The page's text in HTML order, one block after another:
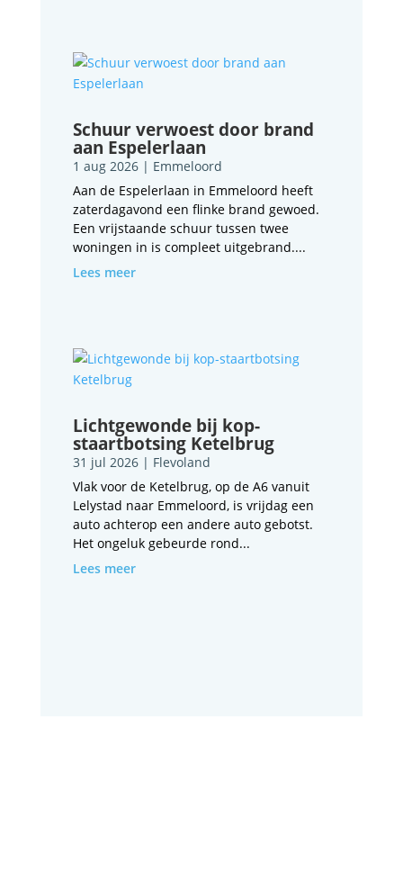
Schuur verwoest door brand
aan Espelerlaan
1 aug 2026| Emmeloord
Aan de Espelerlaan in Emmeloord heeft
zaterdagavond een flinke brand gewoed.
Een vrijstaande schuur tussen twee
woningen in is compleet uitgebrand....
Lees meer
Lichtgewonde bij kop-
staartbotsing Ketelbrug
31 jul 2026| Flevoland
Vlak voor de Ketelbrug, op de A6 vanuit
Lelystad naar Emmeloord, is vrijdag een
auto achterop een andere auto gebotst.
Het ongeluk gebeurde rond...
Lees meer